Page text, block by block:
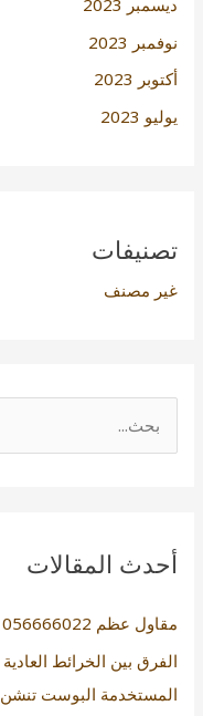
نوفمبر 2023
أكتوبر 2023
يوليو 2023
تصنيفات
غير مصنف
ث
ن
:
أحدث المقالات
مقاول عظم 056666022 بمكة دفعات على مرحلة المشروع
المستخدمة البوست تنشن